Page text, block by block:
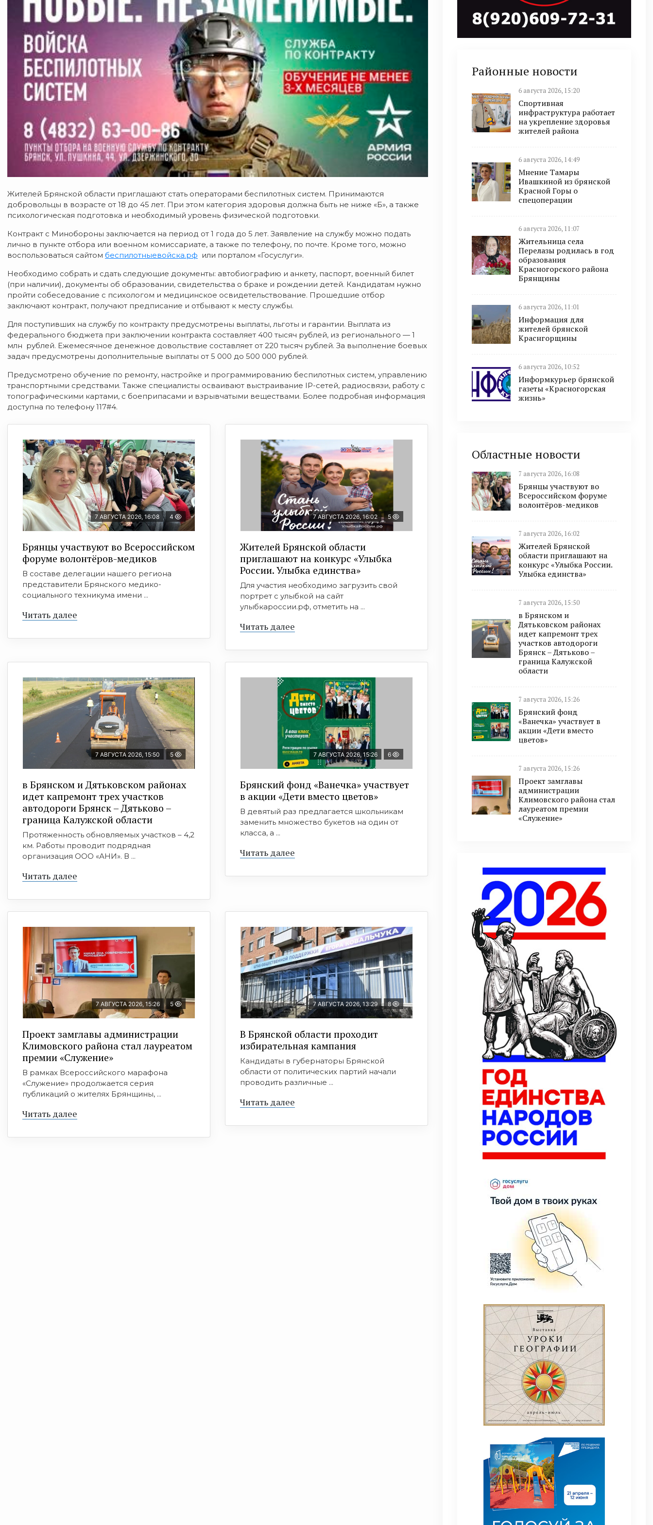
Жителей Брянской области приглашают стать операторами беспилотных систем. Принимаются
добровольцы в возрасте от 18 до 45 лет. При этом категория здоровья должна быть не ниже «Б», а также
психологическая подготовка и необходимый уровень физической подготовки.
Контракт с Минобороны заключается на период от 1 года до 5 лет. Заявление на службу можно подать
лично в пункте отбора или военном комиссариате, а также по телефону, по почте. Кроме того, можно
воспользоваться сайтом беспилотныевойска.рф или порталом «Госуслуги».
Необходимо собрать и сдать следующие документы: автобиографию и анкету, паспорт, военный билет
(при наличии), документы об образовании, свидетельства о браке и рождении детей. Кандидатам нужно
пройти собеседование с психологом и медицинское освидетельствование. Прошедшие отбор
заключают контракт, получают предписание и отбывают к месту службы.
Для поступивших на службу по контракту предусмотрены выплаты, льготы и гарантии. Выплата из
федерального бюджета при заключении контракта составляет 400 тысяч рублей, из регионального — 1
млн рублей. Ежемесячное денежное довольствие составляет от 220 тысяч рублей. За выполнение боевых
задач предусмотрены дополнительные выплаты от 5 000 до 500 000 рублей.
Предусмотрено обучение по ремонту, настройке и программированию беспилотных систем, управлению
транспортными средствами. Также специалисты осваивают выстраивание IP-сетей, радиосвязи, работу с
топографическими картами, с боеприпасами и взрывчатыми веществами. Более подробная информация
доступна по телефону 117#4.
7 АВГУСТА 2026, 16:08 4
Брянцы участвуют во Всероссийском
форуме волонтёров-медиков
В составе делегации нашего региона
представители Брянского медико-
социального техникума имени ...
Читать далее
7 АВГУСТА 2026, 16:02 5
Жителей Брянской области
приглашают на конкурс «Улыбка
России. Улыбка единства»
Для участия необходимо загрузить свой
портрет с улыбкой на сайт
улыбкароссии.рф, отметить на ...
Читать далее
7 АВГУСТА 2026, 15:50 5
в Брянском и Дятьковском районах
идет капремонт трех участков
автодороги Брянск – Дятьково –
граница Калужской области
Протяженность обновляемых участков – 4,2
км. Работы проводит подрядная
организация ООО «АНИ». В ...
Читать далее
7 АВГУСТА 2026, 15:26 6
Брянский фонд «Ванечка» участвует
в акции «Дети вместо цветов»
В девятый раз предлагается школьникам
заменить множество букетов на один от
класса, а ...
Читать далее
7 АВГУСТА 2026, 15:26 5
Проект замглавы администрации
Климовского района стал лауреатом
премии «Служение»
В рамках Всероссийского марафона
«Служение» продолжается серия
публикаций о жителях Брянщины, ...
Читать далее
7 АВГУСТА 2026, 13:29 8
В Брянской области проходит
избирательная кампания
Кандидаты в губернаторы Брянской
области от политических партий начали
проводить различные ...
Читать далее
Районные новости
6 августа 2026, 15:20
Спортивная
инфраструктура работает
на укрепление здоровья
жителей района
6 августа 2026, 14:49
Мнение Тамары
Ивашкиной из брянской
Красной Горы о
спецоперации
6 августа 2026, 11:07
Жительница села
Перелазы родилась в год
образования
Красногорского района
Брянщины
6 августа 2026, 11:01
Информация для
жителей брянской
Краснгорщины
6 августа 2026, 10:52
Информкурьер брянской
газеты «Красногорская
жизнь»
Областные новости
7 августа 2026, 16:08
Брянцы участвуют во
Всероссийском форуме
волонтёров-медиков
7 августа 2026, 16:02
Жителей Брянской
области приглашают на
конкурс «Улыбка России.
Улыбка единства»
7 августа 2026, 15:50
в Брянском и
Дятьковском районах
идет капремонт трех
участков автодороги
Брянск – Дятьково –
граница Калужской
области
7 августа 2026, 15:26
Брянский фонд
«Ванечка» участвует в
акции «Дети вместо
цветов»
7 августа 2026, 15:26
Проект замглавы
администрации
Климовского района стал
лауреатом премии
«Служение»